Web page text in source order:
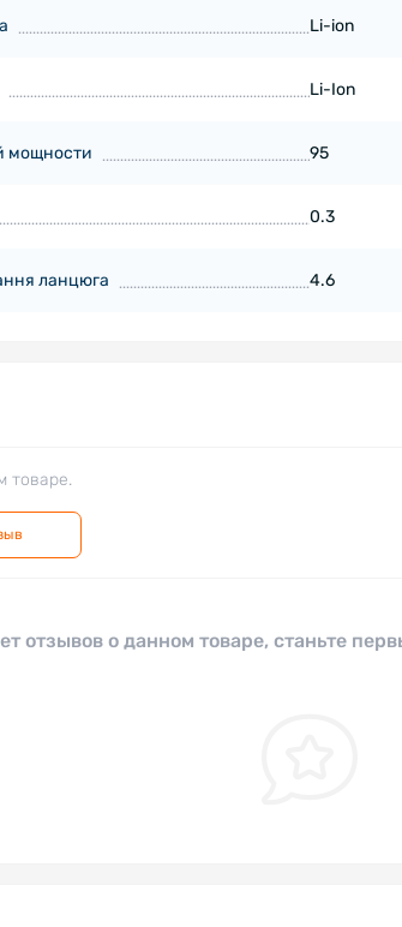
Li-ion
Li-Ion
мощности 95
0.3
ланцюга 4.6
товаре.
отзывов о данном товаре, станьте